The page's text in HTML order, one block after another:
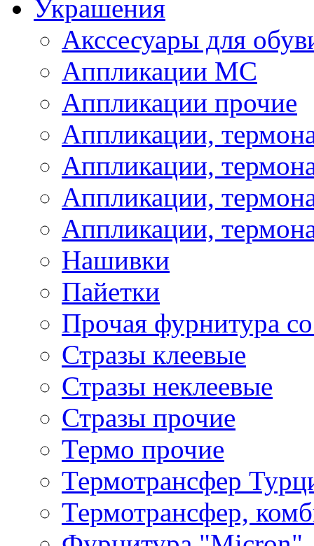
Украшения
Акссесуары для
Аппликации МС
Аппликации прочие
Аппликации,
Аппликации,
Аппликации,
Аппликации,
Нашивки
Пайетки
Прочая фурнитура
Стразы клеевые
Стразы неклеевые
Стразы прочие
Термо прочие
Термотрансфер
Термотрансфер,